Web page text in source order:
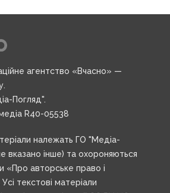
агентство «Вчасно» —
Погляд".
R40-05538
належать ГО "Медіа-
вказано інше) та охороняються
«Про авторське право і
текстові матеріали